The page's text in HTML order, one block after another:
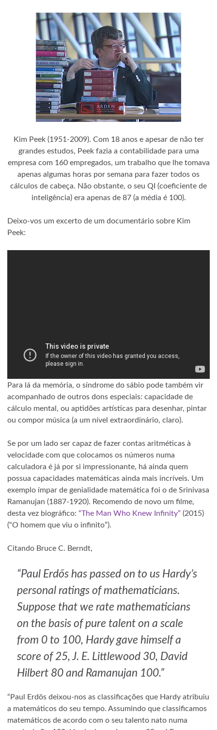
Kim Peek (1951-2009). Com 18 anos e apesar de não ter
grandes estudos, Peek fazia a contabilidade para uma
empresa com 160 empregados, um trabalho que lhe tomava
apenas algumas horas por semana para fazer todos os
cálculos de cabeça. Não obstante, o seu QI (coeficiente de
inteligência) era apenas de 87 (a média é 100).
Deixo-vos um excerto de um documentário sobre Kim
Peek:
Para lá da memória, o síndrome do sábio pode também vir
acompanhado de outros dons especiais: capacidade de
cálculo mental, ou aptidões artísticas para desenhar, pintar
ou compor música (a um nível extraordinário, claro).
Se por um lado ser capaz de fazer contas aritméticas à
velocidade com que colocamos os números numa
calculadora é já por si impressionante, há ainda quem
possua capacidades matemáticas ainda mais incríveis. Um
exemplo ímpar de genialidade matemática foi o de Srinivasa
Ramanujan (1887-1920). Recomendo de novo um filme,
desta vez biográfico: “The Man Who Knew Infinity” (2015)
(“O homem que viu o infinito”).
Citando Bruce C. Berndt,
“Paul Erdős has passed on to us Hardy’s
personal ratings of mathematicians.
Suppose that we rate mathematicians
on the basis of pure talent on a scale
from 0 to 100, Hardy gave himself a
score of 25, J. E. Littlewood 30, David
Hilbert 80 and Ramanujan 100.”
“Paul Erdös deixou-nos as classificações que Hardy atribuiu
a matemáticos do seu tempo. Assumindo que classificamos
matemáticos de acordo com o seu talento nato numa